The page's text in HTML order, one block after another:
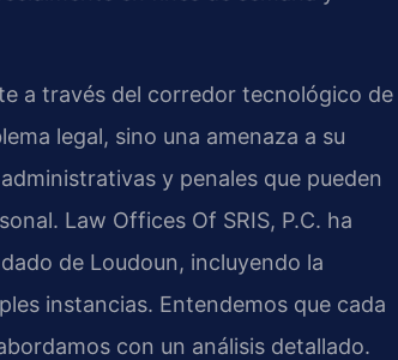
a través del corredor tecnológico de
legal, sino una amenaza a su
y penales que pueden
Law Offices Of SRIS, P.C. ha
de Loudoun, incluyendo la
instancias. Entendemos que cada
con un análisis detallado.